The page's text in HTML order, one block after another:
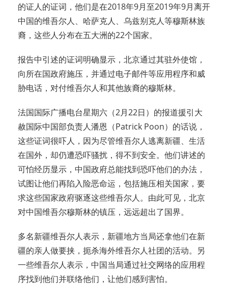
的证人的证词，他们是在2018年9月至2019年9月离开
中国的维吾尔人、哈萨克人、乌兹别克人等穆斯林族
裔，这些人分布在五大洲的22个国家。
报告中引述的证词明确显示，北京通过其驻外使馆，
向所在国政府施压，并通过电子邮件等应用程序和威
胁电话，对付维吾尔人和其他族裔的穆斯林。
法国国际广播电台星期六（2月22日）的报道援引大
赦国际中国部负责人潘恩（Patrick Poon）的话说，
这些证词很吓人，因为尽管维吾尔人逃离新疆、生活
在国外，却仍遭恐吓骚扰，得不到安全。他们讲述的
可怕经历显示，中国政府总能找到恐吓他们的办法，
试图让他们再陷入险恶命运，包括施压相关国家，要
求这些国家政府驱逐这些维吾尔人。由此可见，北京
对中国维吾尔穆斯林的镇压，远远超出了国界。
多名新疆维吾尔人表示，新疆地方当局还拿他们在新
疆的亲人做要挟，扼杀海外维吾尔人社团的活动。另
一些维吾尔人表示，中国当局通过社交网络的应用程
序找到他们并联络他们，让他们感到害怕。